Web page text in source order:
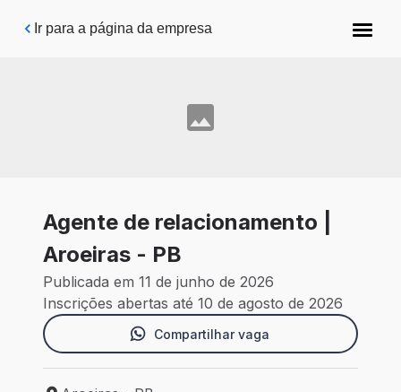
Pular para o conteúdo principal
Ir para a página da empresa
Agente de relacionamento |
Aroeiras - PB
Publicada em 11 de junho de 2026
Inscrições abertas até 10 de agosto de 2026
Compartilhar vaga